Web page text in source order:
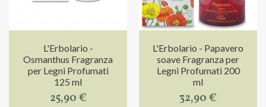
L'Erbolario -
Osmanthus Fragranza
per Legni Profumati
125 ml
25,90 €
L'Erbolario - Papavero
soave Fragranza per
Legni Profumati 200
ml
32,90 €